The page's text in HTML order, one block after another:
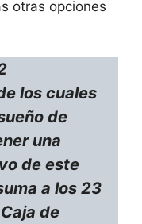
otras opciones
los cuales
de
una
de este
a los 23
de